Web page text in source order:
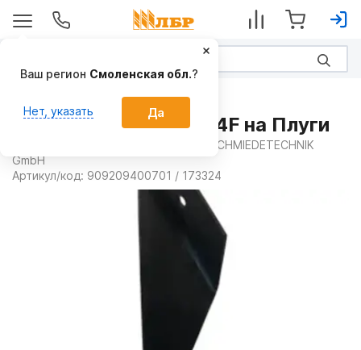
Лемех правый 173324F на Плуги
FRANK WALZ- UND SCHMIEDETECHNIK
GmbH
Артикул/код: 909209400701 / 173324
Ваш регион Смоленская обл.?
Нет, указать Да